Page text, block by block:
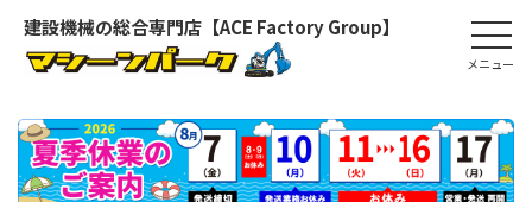
建設機械の総合専門店【ACE Factory Group】